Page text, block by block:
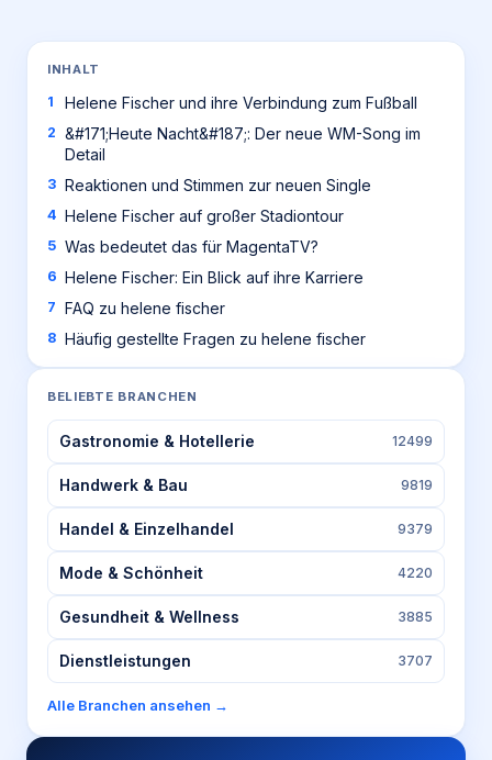
INHALT
Helene Fischer und ihre Verbindung zum Fußball
&#171;Heute Nacht&#187;: Der neue WM-Song im
Detail
Reaktionen und Stimmen zur neuen Single
Helene Fischer auf großer Stadiontour
Was bedeutet das für MagentaTV?
Helene Fischer: Ein Blick auf ihre Karriere
FAQ zu helene fischer
Häufig gestellte Fragen zu helene fischer
BELIEBTE BRANCHEN
Gastronomie & Hotellerie 12499
Handwerk & Bau 9819
Handel & Einzelhandel 9379
Mode & Schönheit 4220
Gesundheit & Wellness 3885
Dienstleistungen 3707
Alle Branchen ansehen →